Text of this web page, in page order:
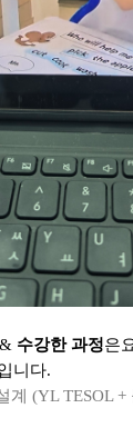
수강한 과정은
니다.
계 (YL TESOL +